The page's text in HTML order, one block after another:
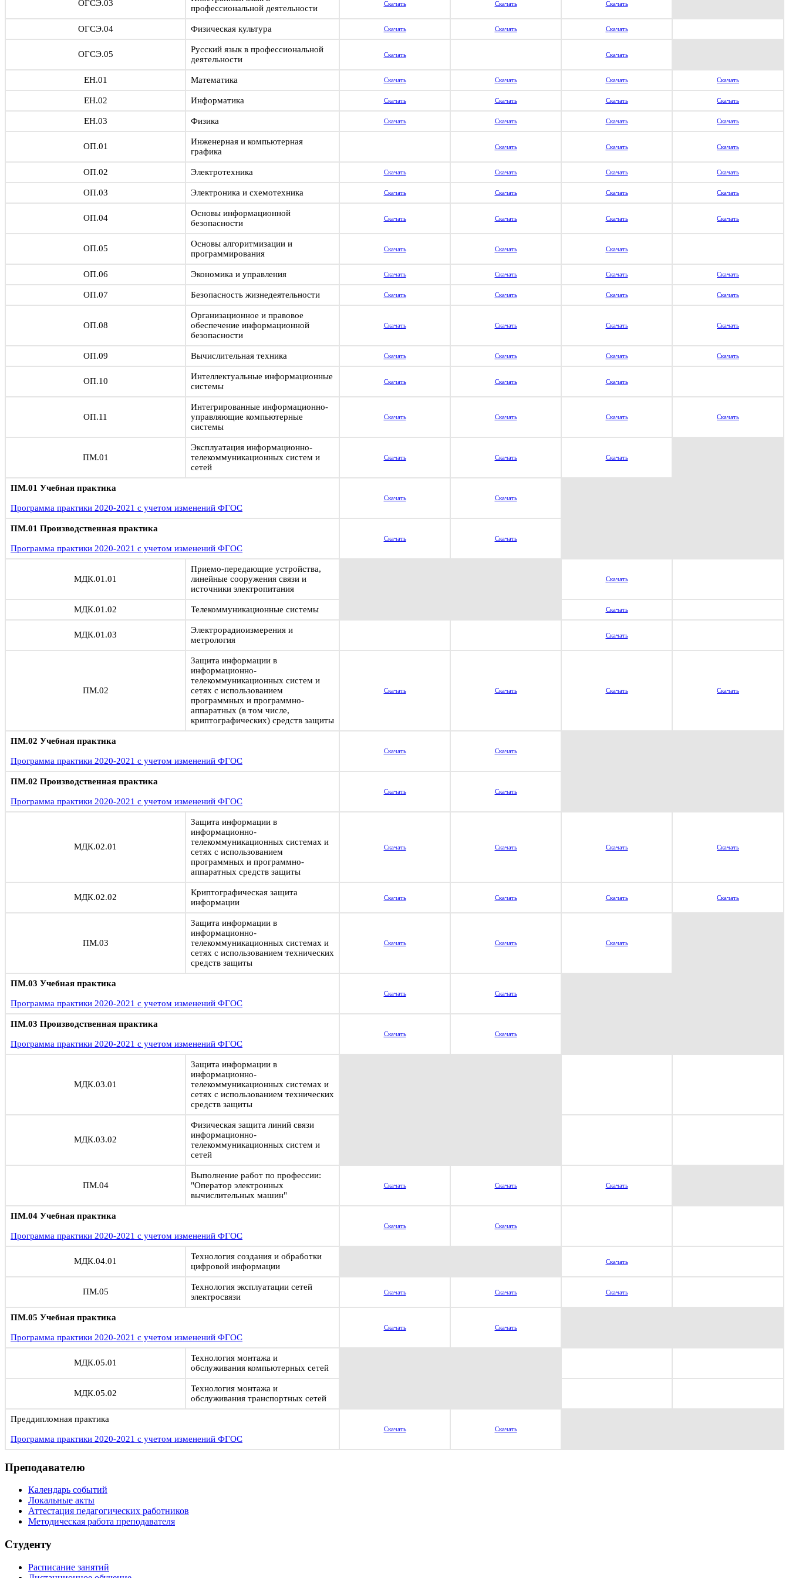
ОГСЭ.03
профессиональной деятельности
Скачать Скачать Скачать
ОГСЭ.04 Физическая культура Скачать Скачать Скачать
ОГСЭ.05
Русский язык в профессиональной
деятельности
Скачать Скачать
ЕН.01 Математика Скачать Скачать Скачать Скачать
ЕН.02 Информатика Скачать Скачать Скачать Скачать
ЕН.03 Физика Скачать Скачать Скачать Скачать
ОП.01
Инженерная и компьютерная
графика
Скачать Скачать Скачать
ОП.02 Электротехника Скачать Скачать Скачать Скачать
ОП.03 Электроника и схемотехника Скачать Скачать Скачать Скачать
ОП.04
Основы информационной
безопасности
Скачать Скачать Скачать Скачать
ОП.05
Основы алгоритмизации и
программирования
Скачать Скачать Скачать
ОП.06 Экономика и управления Скачать Скачать Скачать Скачать
ОП.07 Безопасность жизнедеятельности Скачать Скачать Скачать Скачать
ОП.08
Организационное и правовое
обеспечение информационной
безопасности
Скачать Скачать Скачать Скачать
ОП.09 Вычислительная техника Скачать Скачать Скачать Скачать
ОП.10
Интеллектуальные информационные
системы
Скачать Скачать Скачать
ОП.11
Интегрированные информационно-
управляющие компьютерные
системы
Скачать Скачать Скачать Скачать
ПМ.01
Эксплуатация информационно-
телекоммуникационных систем и
сетей
Скачать Скачать Скачать
ПМ.01 Учебная практика
Программа практики 2020-2021 с учетом изменений ФГОС
Скачать Скачать
ПМ.01 Производственная практика
Программа практики 2020-2021 с учетом изменений ФГОС
Скачать Скачать
МДК.01.01
Приемо-передающие устройства,
линейные сооружения связи и
источники электропитания
Скачать
МДК.01.02 Телекоммуникационные системы Скачать
МДК.01.03
Электрорадиоизмерения и
метрология
Скачать
ПМ.02
Защита информации в
информационно-
телекоммуникационных систем и
сетях с использованием
программных и программно-
аппаратных (в том числе,
криптографических) средств защиты
Скачать Скачать Скачать Скачать
ПМ.02 Учебная практика
Программа практики 2020-2021 с учетом изменений ФГОС
Скачать Скачать
ПМ.02 Производственная практика
Программа практики 2020-2021 с учетом изменений ФГОС
Скачать Скачать
МДК.02.01
Защита информации в
информационно-
телекоммуникационных системах и
сетях с использованием
программных и программно-
аппаратных средств защиты
Скачать Скачать Скачать Скачать
МДК.02.02
Криптографическая защита
информации
Скачать Скачать Скачать Скачать
ПМ.03
Защита информации в
информационно-
телекоммуникационных системах и
сетях с использованием технических
средств защиты
Скачать Скачать Скачать
ПМ.03 Учебная практика
Программа практики 2020-2021 с учетом изменений ФГОС
Скачать Скачать
ПМ.03 Производственная практика
Программа практики 2020-2021 с учетом изменений ФГОС
Скачать Скачать
МДК.03.01
Защита информации в
информационно-
телекоммуникационных системах и
сетях с использованием технических
средств защиты
МДК.03.02
Физическая защита линий связи
информационно-
телекоммуникационных систем и
сетей
ПМ.04
Выполнение работ по профессии:
"Оператор электронных
вычислительных машин"
Скачать Скачать Скачать
ПМ.04 Учебная практика
Программа практики 2020-2021 с учетом изменений ФГОС
Скачать Скачать
МДК.04.01
Технология создания и обработки
цифровой информации
Скачать
ПМ.05
Технология эксплуатации сетей
электросвязи
Скачать Скачать Скачать
ПМ.05 Учебная практика
Программа практики 2020-2021 с учетом изменений ФГОС
Скачать Скачать
МДК.05.01
Технология монтажа и
обслуживания компьютерных сетей
МДК.05.02
Технология монтажа и
обслуживания транспортных сетей
Преддипломная практика
Программа практики 2020-2021 с учетом изменений ФГОС
Скачать Скачать
Преподавателю
Календарь событий
Локальные акты
Аттестация педагогических работников
Методическая работа преподавателя
Студенту
Расписание занятий